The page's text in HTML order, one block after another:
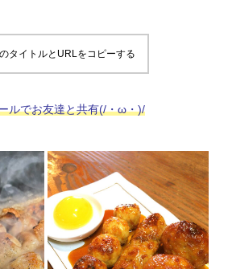
タイトルとURLをコピーする
ルでお友達と共有(/・ω・)/